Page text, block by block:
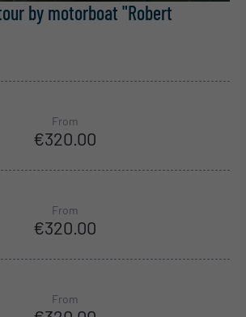
by motorboat "Robert
From
€320.00
From
€320.00
From